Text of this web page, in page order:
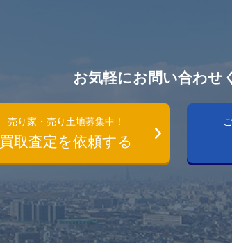
お気軽にお問い合わせ
売り家・売り土地募集中！
買取査定を依頼する